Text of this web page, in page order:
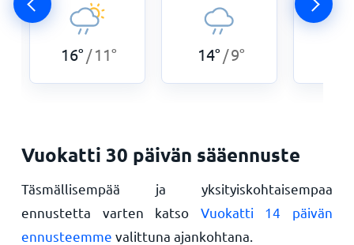
16° /11° 14° /9°
Vuokatti 30 päivän sääennuste
Täsmällisempää ja yksityiskohtaisempaa
ennustetta varten katso Vuokatti 14 päivän
ennusteemme valittuna ajankohtana.